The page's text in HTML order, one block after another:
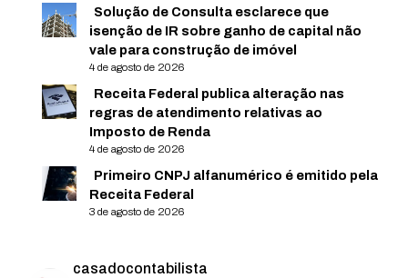
Solução de Consulta esclarece que
isenção de IR sobre ganho de capital não
vale para construção de imóvel
4 de agosto de 2026
Receita Federal publica alteração nas
regras de atendimento relativas ao
Imposto de Renda
4 de agosto de 2026
Primeiro CNPJ alfanumérico é emitido pela
Receita Federal
3 de agosto de 2026
casadocontabilista